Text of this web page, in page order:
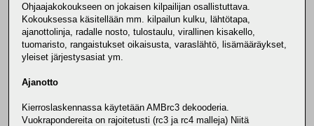
Ohjaajakokoukseen on jokaisen kilpailijan osallistuttava.
Kokouksessa käsitellään mm. kilpailun kulku, lähtötapa,
ajanottolinja, radalle nosto, tulostaulu, virallinen kisakello,
tuomaristo, rangaistukset oikaisusta, varaslähtö, lisämääräykset,
yleiset järjestysasiat ym.
Ajanotto
Kierroslaskennassa käytetään AMBrc3 dekooderia.
Vuokrapondereita on rajoitetusti (rc3 ja rc4 malleja) Niitä